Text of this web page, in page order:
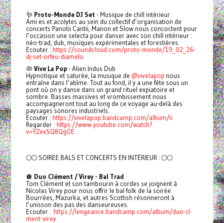
🪱 Proto-Monde DJ Set - Musique de chill intérieur
Ami·es et acolytes au sein du collectif d’organisation de
concerts Panotii Cantii, Manon et Slow nous concoctent pour
l’occasion une selecta pour danser avec son chill intérieur :
néo-trad, dub, musiques expérimentales et forestières.
Ecouter : https://soundcloud.com/proto-monde/19_02_26-
dj-set-orfeu-diamelo
🦠Vive La Pop- Alien Indus Dub
Hypnotique et saturée, la musique de @vivelapop nous
entraîne dans l’abîme. Tout au fond, il y a une fête sous un
pont où on y danse dans un grand rituel expiatoire et
sombre. Basses massives et vrombissement nous
accompagneront tout au long de ce voyage au-delà des
paysages sonores industriels.
Ecouter : https://vivelapop.bandcamp.com/album/ii
Regarder : https://www.youtube.com/watch?
v=YZexSQ8QgOE
🌕🌕 SOIREE BALS ET CONCERTS EN INTÉRIEUR : 🌕🌕
🪩 Duo Clément / Virey - Bal Trad
Tom Clément et son tambourin à cordes se joignent à
Nicolas Virey pour nous offrir le bal folk de la soirée.
Bourrées, Mazurka, et autres Scottish résonneront à
l’unisson des pas des danseureuses.
Ecouter : https://lengeance.bandcamp.com/album/duo-cl-
ment-virey